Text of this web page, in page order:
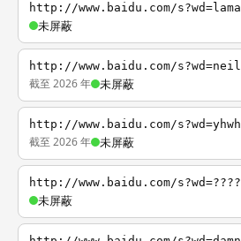
http://www.baidu.com/s?wd=lama
未屏蔽
http://www.baidu.com/s?wd=neil
截至 2026 年 未屏蔽
http://www.baidu.com/s?wd=yhwh
截至 2026 年 未屏蔽
http://www.baidu.com/s?wd=????
未屏蔽